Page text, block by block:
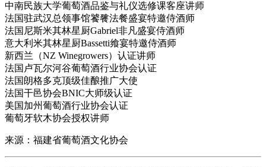
中南民族大学葡萄酒品鉴与礼仪选修课客座讲师
法国驻武汉总领事馆饕餮法餐盛宴特邀侍酒师
法国尼斯米其林星厨Gabriel非凡盛宴侍酒师
意大利米其林星厨Bassetti飨宴特邀侍酒师
新西兰（NZ Winegrowers）认证讲师
法国卢瓦尔河谷葡萄酒行业协会认证
法国朗格多克顶级佳酿推广大使
法国干邑协会BNIC大师级认证
美国加州葡萄酒行业协会认证
葡萄牙软木协会授权讲师
来源：福建省葡萄酒文化协会